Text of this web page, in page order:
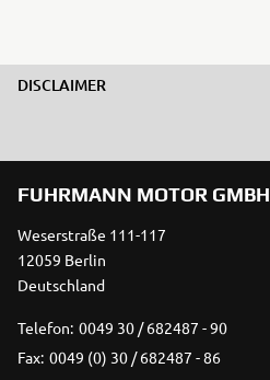
DISCLAIMER
FUHRMANN MOTOR GMBH
Weserstraße 111-117
12059 Berlin
Deutschland
Telefon: 0049 30 / 682487 - 90
Fax: 0049 (0) 30 / 682487 - 86